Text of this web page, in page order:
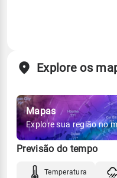
Explore os
Mapas
Explore sua região no
Previsão do tempo
Temperatura